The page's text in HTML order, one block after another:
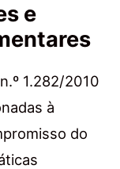
e
1.282/2010
à
do